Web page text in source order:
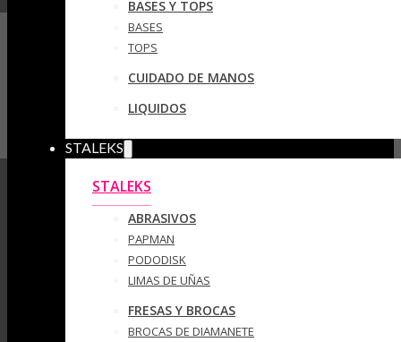
BASES Y TOPS
BASES
TOPS
CUIDADO DE MANOS
LIQUIDOS
STALEKS
STALEKS
ABRASIVOS
PAPMAN
PODODISK
LIMAS DE UÑAS
FRESAS Y BROCAS
BROCAS DE DIAMANETE